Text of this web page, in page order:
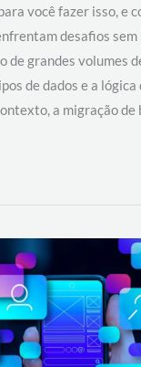
você fazer isso, e
desafios
de grandes volumes
de dados e a lógica
a migração de